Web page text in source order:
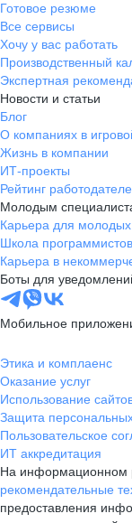
Готовое резюме
Все сервисы
Хочу у вас работать
Производственный
Экспертная
Новости и статьи
Блог
О компаниях в
Жизнь в компании
ИТ-проекты
Рейтинг
Молодым
Карьера для
Школа программистов
Карьера в
Боты для
Мобильное
Этика и комплаенс
Оказание услуг
Использование
Защита
Пользовательское
ИТ аккредитация
На информационном
рекомендательные
предоставления